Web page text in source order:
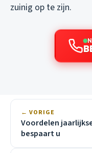
zuinig op te zijn.
← VORIGE
Voordelen
bespaart u